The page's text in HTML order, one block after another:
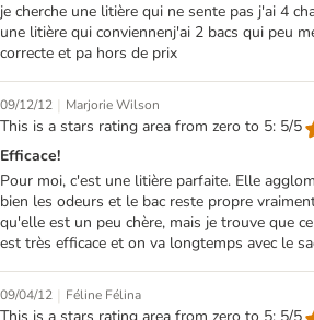
je cherche une litière qui ne sente pas j'ai 4
une litière qui conviennenj'ai 2 bacs qui peu
correcte et pa hors de prix
09/12/12 | Marjorie Wilson
This is a stars rating area from zero to 5: 5/5
Efficace!
Pour moi, c'est une litière parfaite. Elle
bien les odeurs et le bac reste propre
qu'elle est un peu chère, mais je trouve que
est très efficace et on va longtemps avec le
09/04/12 | Féline Félina